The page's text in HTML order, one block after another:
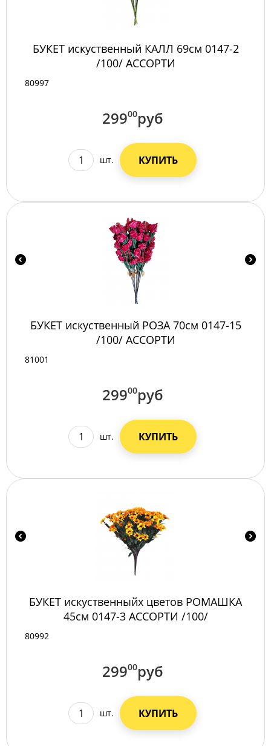
БУКЕТ искуственный КАЛЛ 69см 0147-2
/100/ АССОРТИ
80997
29900руб
шт. КУПИТЬ
БУКЕТ искуственный РОЗА 70см 0147-15
/100/ АССОРТИ
81001
29900руб
шт. КУПИТЬ
БУКЕТ искуственныйх цветов РОМАШКА
45см 0147-3 АССОРТИ /100/
80992
29900руб
шт. КУПИТЬ